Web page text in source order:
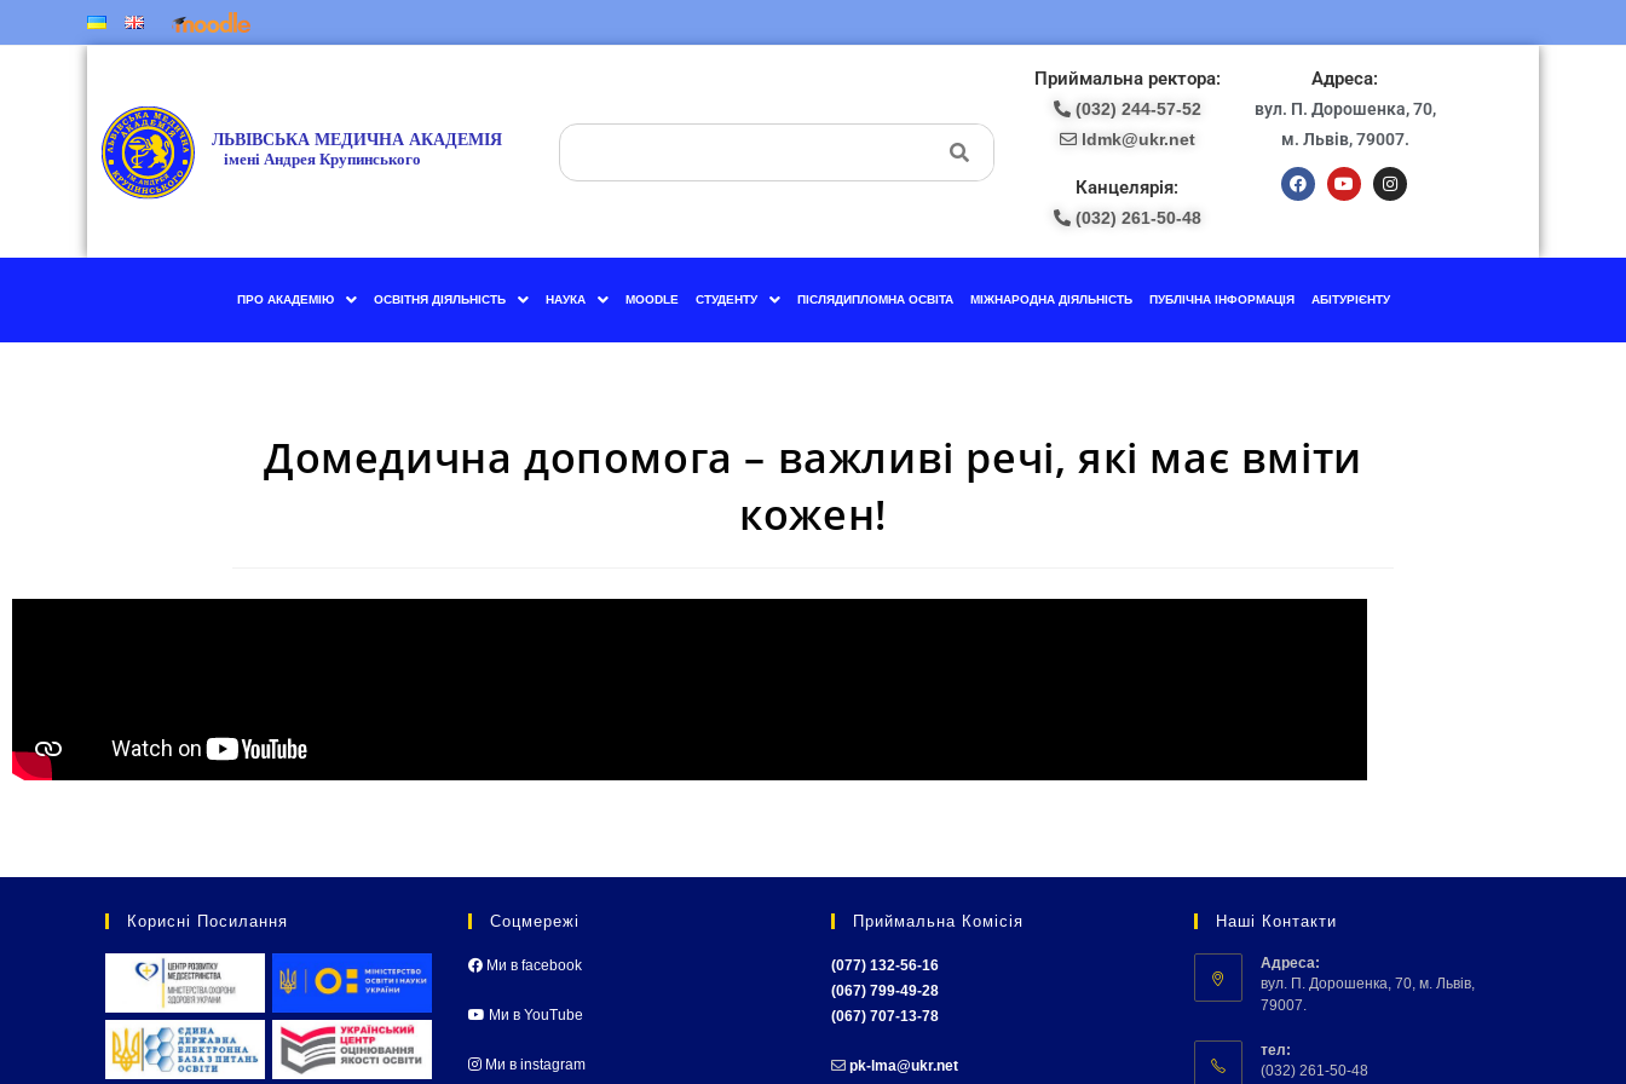
Приймальна ректора:
(032) 244-57-52
ldmk@ukr.net
Канцелярія:
(032) 261-50-48
Адреса:
вул. П. Дорошенка, 70,
м. Львів, 79007.
ПРО АКАДЕМІЮ ОСВІТНЯ ДІЯЛЬНІСТЬ НАУКА MOODLE СТУДЕНТУ ПІСЛЯДИПЛОМНА ОСВІТА МІЖНАРОДНА ДІЯЛЬНІСТЬ ПУБЛІЧНА ІНФОРМАЦІЯ АБІТУРІЄНТУ
Домедична допомога – важливі речі, які має вміти
кожен!
Корисні Посилання Соцмережі
Ми в facebook
Ми в YouTube
Ми в instagram
Приймальна Комісія
(077) 132-56-16
(067) 799-49-28
(067) 707-13-78
pk-lma@ukr.net
Наші Контакти
Адреса:
вул. П. Дорошенка, 70, м. Львів,
79007.
тел:
(032) 261-50-48